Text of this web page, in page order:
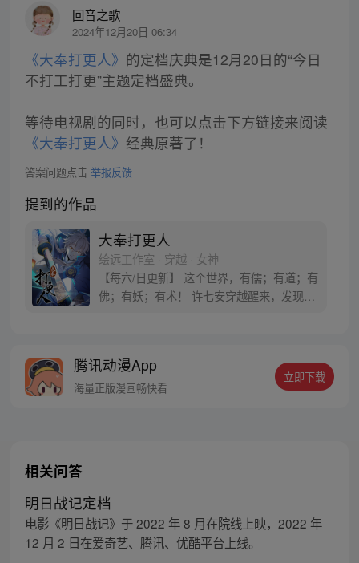
回音之歌
2024年12月20日 06:34
《大奉打更人》 的定档庆典是12月20日的“今日
不打工打更”主题定档盛典。
等待电视剧的同时，也可以点击下方链接来阅读
《大奉打更人》 经典原著了！
答案问题点击 举报反馈
提到的作品
大奉打更人
绘远工作室 · 穿越 · 女神
【每六/日更新】 这个世界，有儒；有道；有
佛；有妖；有术！ 许七安穿越醒来，发现自
者卖报小郎君同名小说 QQ群号：
799493374
腾讯动漫App
海量正版漫画畅快看
立即下载
相关问答
明日战记定档
电影《明日战记》于 2022 年 8 月在院线上映，2022 年
12 月 2 日在爱奇艺、腾讯、优酷平台上线。